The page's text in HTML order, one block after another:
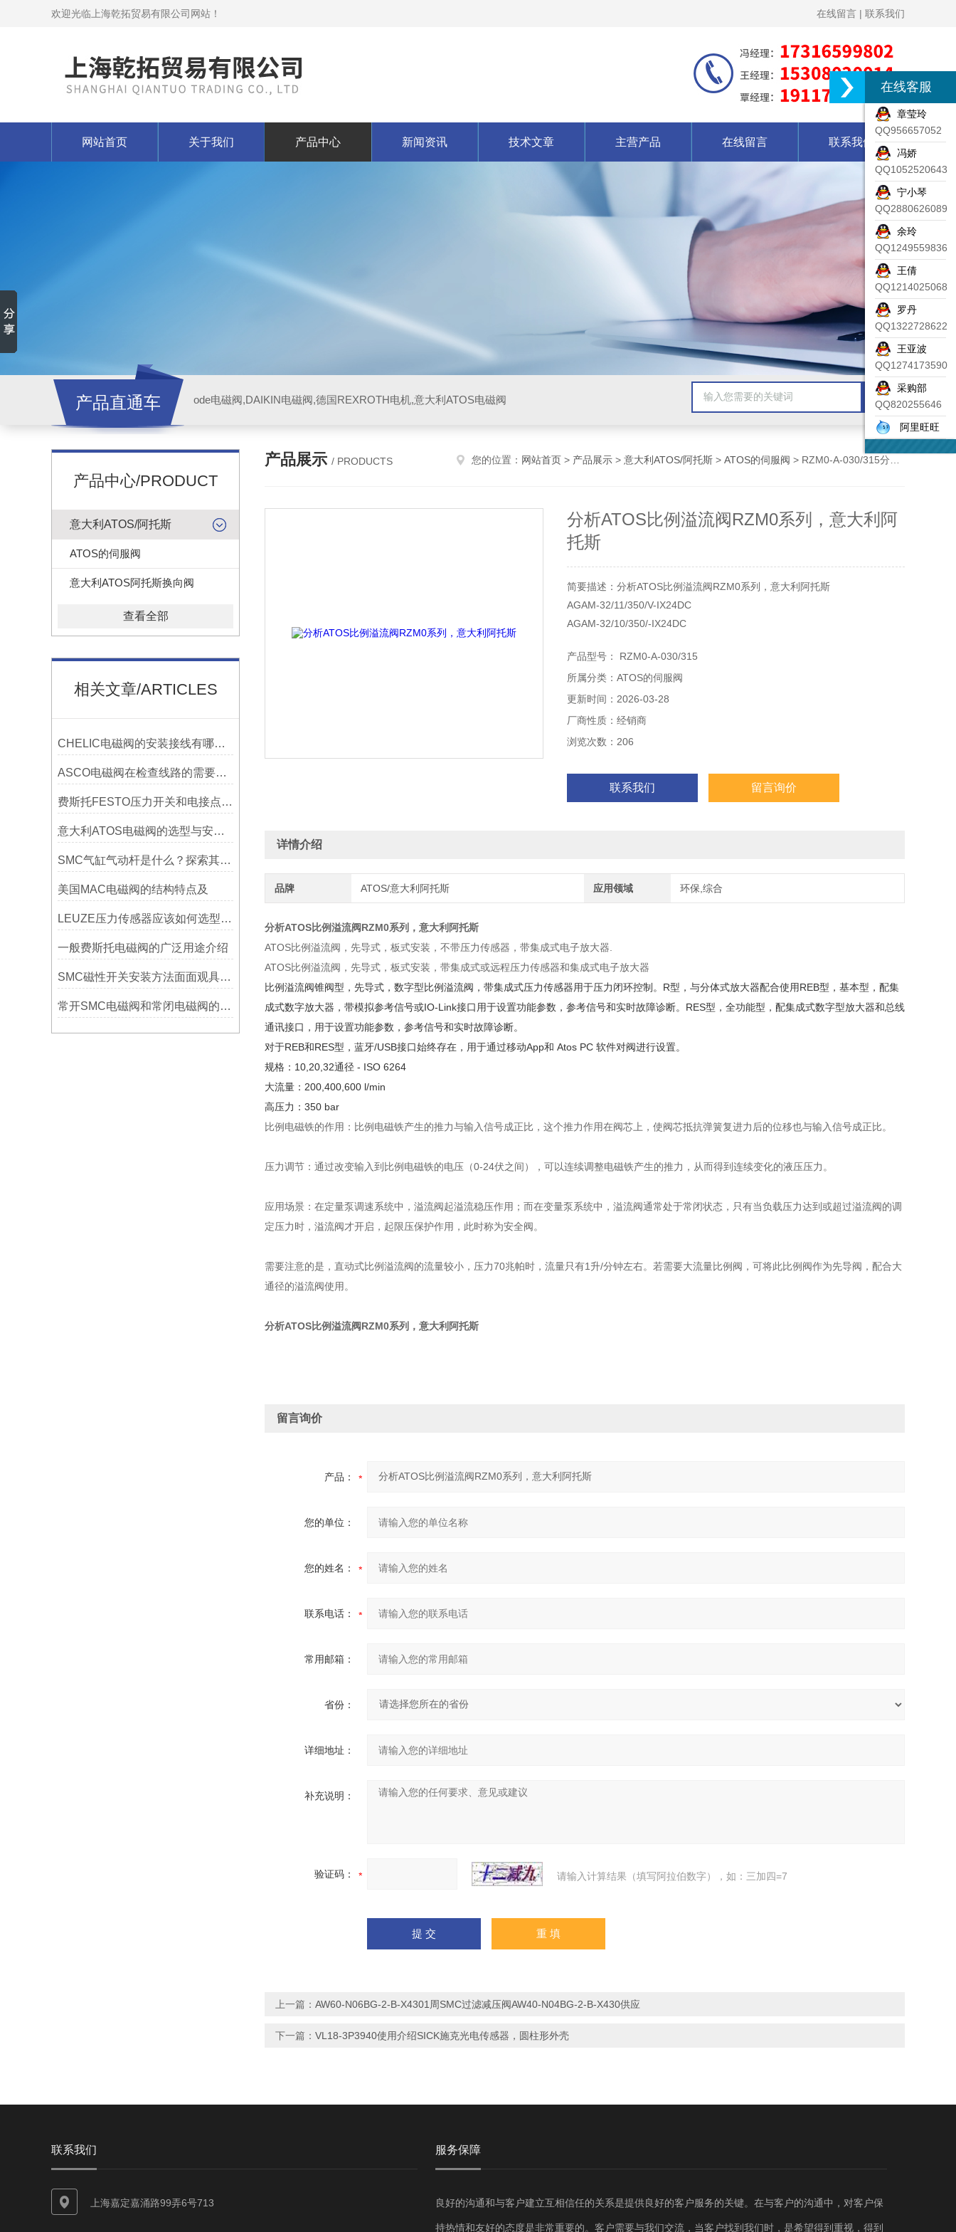
欢迎光临上海乾拓贸易有限公司网站！ 在线留言 | 联系我们
网站首页 关于我们 产品中心 新闻资讯 技术文章 主营产品 在线留言 联系我们
产品直通车 ode电磁阀,DAIKIN电磁阀,德国REXROTH电机,意大利ATOS电磁阀
产品中心/PRODUCT
意大利ATOS/阿托斯
ATOS的伺服阀
意大利ATOS阿托斯换向阀
查看全部
相关文章/ARTICLES
CHELIC电磁阀的安装接线有哪些要求？
ASCO电磁阀在检查线路的需要什么样步骤？
费斯托FESTO压力开关和电接点压力表 原理分别是什么
意大利ATOS电磁阀的选型与安装技巧说明
SMC气缸气动杆是什么？探索其工作原理与应用领域
美国MAC电磁阀的结构特点及
LEUZE压力传感器应该如何选型，需要注意什么问题？
一般费斯托电磁阀的广泛用途介绍
SMC磁性开关安装方法面面观具体资料有哪些
常开SMC电磁阀和常闭电磁阀的区别是什么
产品展示 / PRODUCTS 您的位置： 网站首页 > 产品展示 > 意大利ATOS/阿托斯 > ATOS的伺服阀 > RZM0-A-030/315分析ATOS比例溢流阀RZM0系列，意大利阿托斯
分析ATOS比例溢流阀RZM0系列，意大利阿
托斯
简要描述：分析ATOS比例溢流阀RZM0系列，意大利阿托斯
AGAM-32/11/350/V-IX24DC
AGAM-32/10/350/-IX24DC
AGMZO-TERS-PS-10/210/I
AGR20R-A-10/315/P
产品型号： RZM0-A-030/315
所属分类：ATOS的伺服阀
更新时间：2026-03-28
厂商性质：经销商
浏览次数：206
联系我们 留言询价
详情介绍
品牌 ATOS/意大利阿托斯 应用领域 环保,综合
分析ATOS比例溢流阀RZM0系列，意大利阿托斯
ATOS比例溢流阀，先导式，板式安装，不带压力传感器，带集成式电子放大器.
ATOS比例溢流阀，先导式，板式安装，带集成式或远程压力传感器和集成式电子放大器
比例溢流阀锥阀型，先导式，数字型比例溢流阀，带集成式压力传感器用于压力闭环控制。R型，与分体式放大器配合使用REB型，基本型，配集
成式数字放大器，带模拟参考信号或IO-Link接口用于设置功能参数，参考信号和实时故障诊断。RES型，全功能型，配集成式数字型放大器和总线
通讯接口，用于设置功能参数，参考信号和实时故障诊断。
对于REB和RES型，蓝牙/USB接口始终存在，用于通过移动App和 Atos PC 软件对阀进行设置。
规格：10,20,32通径 - ISO 6264
大流量：200,400,600 l/min
高压力：350 bar
比例电磁铁的作用：比例电磁铁产生的推力与输入信号成正比，这个推力作用在阀芯上，使阀芯抵抗弹簧复进力后的位移也与输入信号成正比。
压力调节：通过改变输入到比例电磁铁的电压（0-24伏之间），可以连续调整电磁铁产生的推力，从而得到连续变化的液压压力。
应用场景：在定量泵调速系统中，溢流阀起溢流稳压作用；而在变量泵系统中，溢流阀通常处于常闭状态，只有当负载压力达到或超过溢流阀的调
定压力时，溢流阀才开启，起限压保护作用，此时称为安全阀。
需要注意的是，直动式比例溢流阀的流量较小，压力70兆帕时，流量只有1升/分钟左右。若需要大流量比例阀，可将此比例阀作为先导阀，配合大
通径的溢流阀使用。
分析ATOS比例溢流阀RZM0系列，意大利阿托斯
留言询价
产品：
您的单位：
您的姓名：
联系电话：
常用邮箱：
省份：
详细地址：
补充说明：
验证码： 请输入计算结果（填写阿拉伯数字），如：三加四=7
上一篇： AW60-N06BG-2-B-X4301周SMC过滤减压阀AW40-N04BG-2-B-X430供应
下一篇： VL18-3P3940使用介绍SICK施克光电传感器，圆柱形外壳
联系我们
上海嘉定嘉涌路99弄6号713
服务保障
良好的沟通和与客户建立互相信任的关系是提供良好的客户服务的关键。在与客户的沟通中，对客户保
持热情和友好的态度是非常重要的。客户需要与我们交流，当客户找到我们时，是希望得到重视，得到
在线客服
章莹玲
QQ956657052
冯娇
QQ1052520643
宁小琴
QQ2880626089
余玲
QQ1249559836
王倩
QQ1214025068
罗丹
QQ1322728622
王亚波
QQ1274173590
采购部
QQ820255646
阿里旺旺